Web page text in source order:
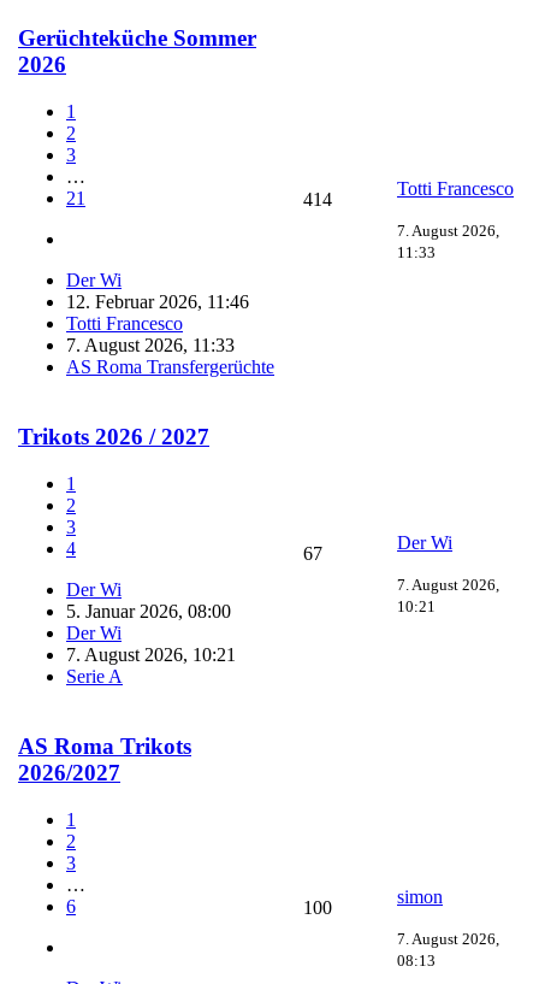
Gerüchteküche Sommer
2026
1
2
3
…
21
Der Wi
12. Februar 2026, 11:46
Totti Francesco
7. August 2026, 11:33
AS Roma Transfergerüchte
414
Totti Francesco
7. August 2026,
11:33
Trikots 2026 / 2027
1
2
3
4
Der Wi
5. Januar 2026, 08:00
Der Wi
7. August 2026, 10:21
Serie A
67
Der Wi
7. August 2026,
10:21
AS Roma Trikots
2026/2027
1
2
3
…
6
100
simon
7. August 2026,
08:13